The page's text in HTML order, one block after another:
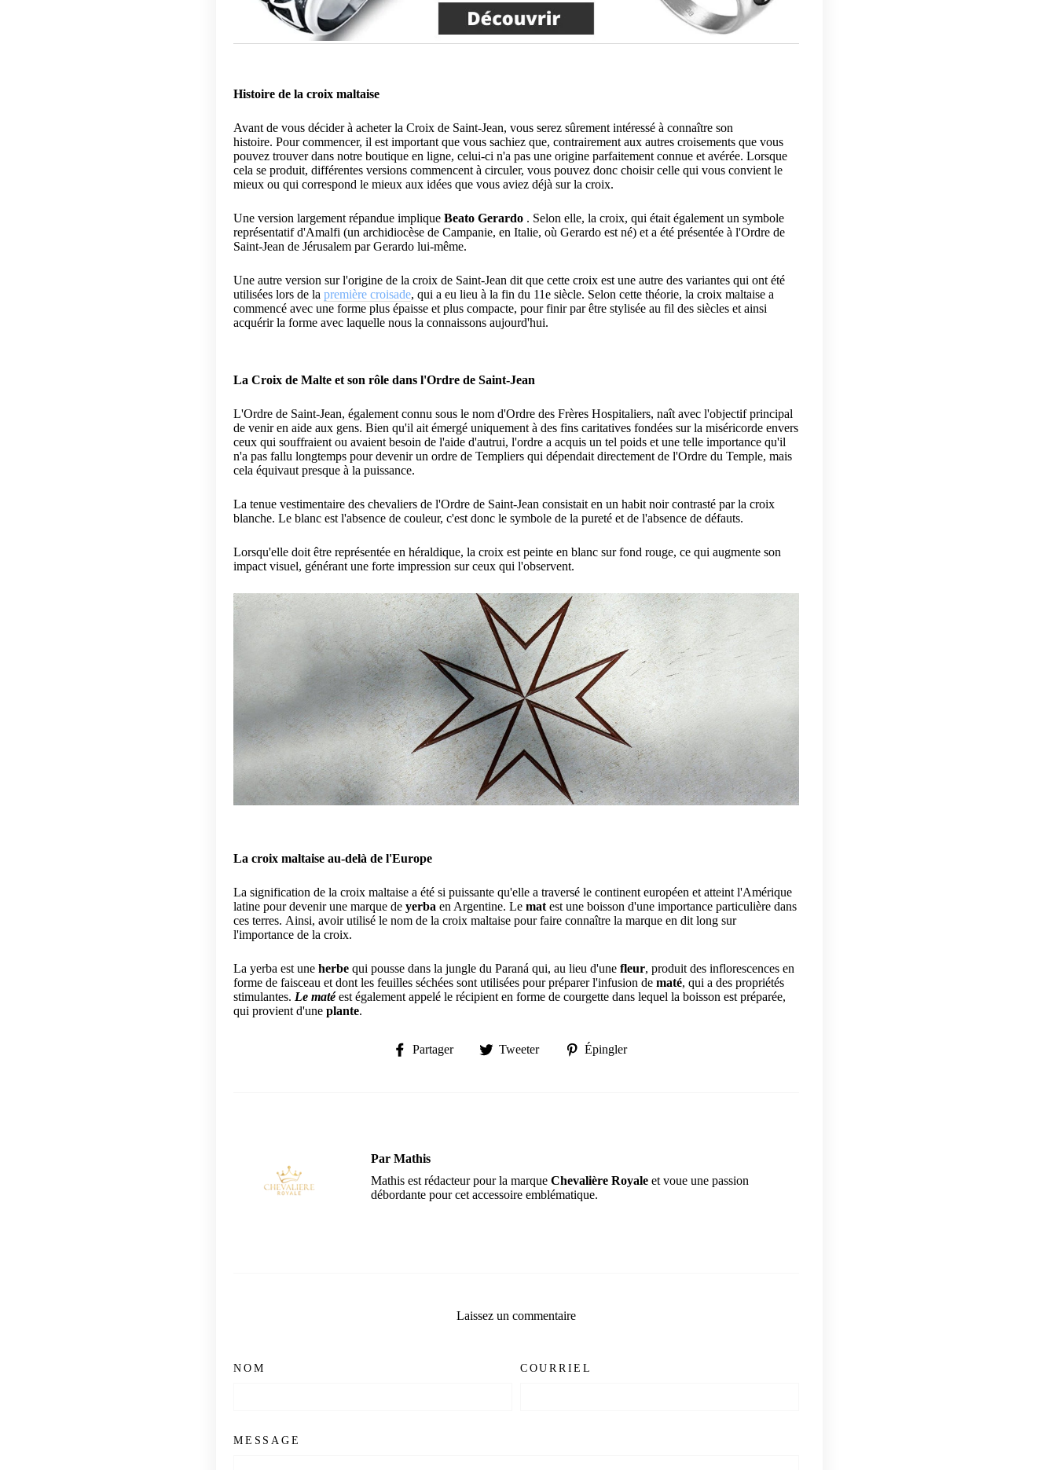
Histoire de la croix maltaise
Avant de vous décider à acheter la Croix de Saint-Jean, vous serez sûrement intéressé à connaître son
histoire. Pour commencer, il est important que vous sachiez que, contrairement aux autres croisements que vous
pouvez trouver dans notre boutique en ligne, celui-ci n'a pas une origine parfaitement connue et avérée. Lorsque
cela se produit, différentes versions commencent à circuler, vous pouvez donc choisir celle qui vous convient le
mieux ou qui correspond le mieux aux idées que vous aviez déjà sur la croix.
Une version largement répandue implique Beato Gerardo . Selon elle, la croix, qui était également un symbole
représentatif d'Amalfi (un archidiocèse de Campanie, en Italie, où Gerardo est né) et a été présentée à l'Ordre de
Saint-Jean de Jérusalem par Gerardo lui-même.
Une autre version sur l'origine de la croix de Saint-Jean dit que cette croix est une autre des variantes qui ont été
utilisées lors de la première croisade, qui a eu lieu à la fin du 11e siècle. Selon cette théorie, la croix maltaise a
commencé avec une forme plus épaisse et plus compacte, pour finir par être stylisée au fil des siècles et ainsi
acquérir la forme avec laquelle nous la connaissons aujourd'hui.
La Croix de Malte et son rôle dans l'Ordre de Saint-Jean
L'Ordre de Saint-Jean, également connu sous le nom d'Ordre des Frères Hospitaliers, naît avec l'objectif principal
de venir en aide aux gens. Bien qu'il ait émergé uniquement à des fins caritatives fondées sur la miséricorde envers
ceux qui souffraient ou avaient besoin de l'aide d'autrui, l'ordre a acquis un tel poids et une telle importance qu'il
n'a pas fallu longtemps pour devenir un ordre de Templiers qui dépendait directement de l'Ordre du Temple, mais
cela équivaut presque à la puissance.
La tenue vestimentaire des chevaliers de l'Ordre de Saint-Jean consistait en un habit noir contrasté par la croix
blanche. Le blanc est l'absence de couleur, c'est donc le symbole de la pureté et de l'absence de défauts.
Lorsqu'elle doit être représentée en héraldique, la croix est peinte en blanc sur fond rouge, ce qui augmente son
impact visuel, générant une forte impression sur ceux qui l'observent.
La croix maltaise au-delà de l'Europe
La signification de la croix maltaise a été si puissante qu'elle a traversé le continent européen et atteint l'Amérique
latine pour devenir une marque de yerba en Argentine. Le mat est une boisson d'une importance particulière dans
ces terres. Ainsi, avoir utilisé le nom de la croix maltaise pour faire connaître la marque en dit long sur
l'importance de la croix.
La yerba est une herbe qui pousse dans la jungle du Paraná qui, au lieu d'une fleur, produit des inflorescences en
forme de faisceau et dont les feuilles séchées sont utilisées pour préparer l'infusion de maté, qui a des propriétés
stimulantes. Le maté est également appelé le récipient en forme de courgette dans lequel la boisson est préparée,
qui provient d'une plante.
Partager
PartagerTweeter
TweeterÉpingler
Par Mathis
Mathis est rédacteur pour la marqueChevalière Royale et voue une passion
débordante pour cet accessoire emblématique.
Laissez un commentaire
NOM COURRIEL
MESSAGE